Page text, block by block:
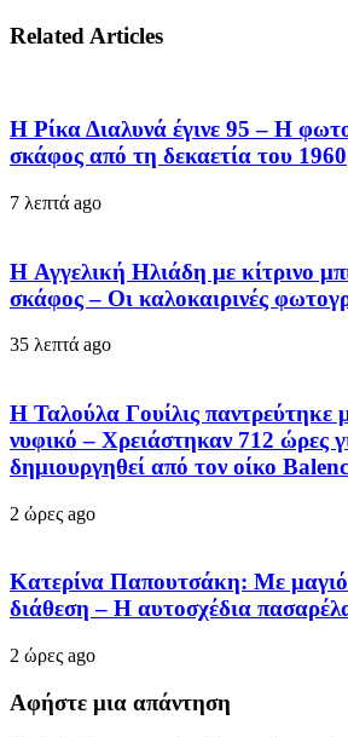
Related Articles
Η Ρίκα Διαλυνά έγινε 95 – Η
σκάφος από τη δεκαετία του 1960
7 λεπτά ago
H Αγγελική Ηλιάδη με κίτρινο
σκάφος – Οι καλοκαιρινές
35 λεπτά ago
Η Ταλούλα Γουίλις παντρεύτηκε
νυφικό – Χρειάστηκαν 712 ώρες
δημιουργηθεί από τον οίκο
2 ώρες ago
Κατερίνα Παπουτσάκη: Με μαγιό
διάθεση – Η αυτοσχέδια
2 ώρες ago
Αφήστε μια απάντηση